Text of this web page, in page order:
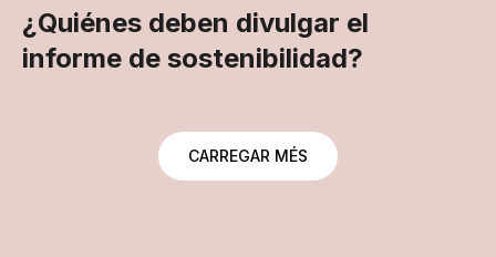
¿Quiénes deben divulgar el
informe de sostenibilidad?
CARREGAR MÉS